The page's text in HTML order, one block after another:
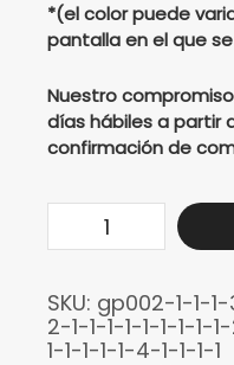
*(el color puede
pantalla en el que
Nuestro
días hábiles a partir
confirmación de
Maestro
Tatto
quantity
SKU: gp002-1-1-1-
2-1-1-1-1-1-1-1-1-
1-1-1-1-1-4-1-1-1-1